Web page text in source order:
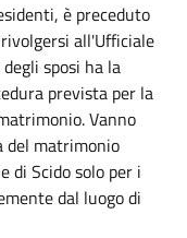
è preceduto
all'Ufficiale
sposi ha la
prevista per la
Vanno
del matrimonio
di Scido solo per i
dal luogo di